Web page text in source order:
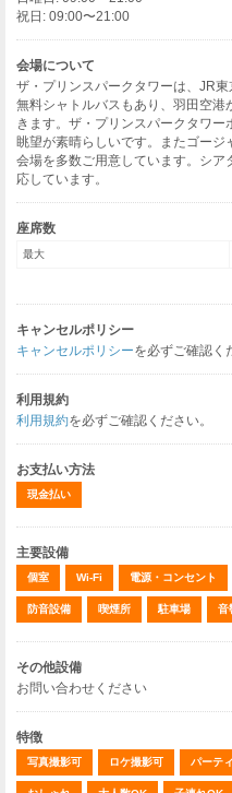
祝日: 09:00〜21:00
会場について
ザ・プリンスパークタワーは、JR
無料シャトルバスもあり、羽田空
きます。ザ・プリンスパークタワ
眺望が素晴らしいです。またゴージ
会場を多数ご用意しています。シ
応しています。
座席数
最大
キャンセルポリシー
キャンセルポリシーを必ずご確認く
利用規約
利用規約を必ずご確認ください。
お支払い方法
現金払い
主要設備
個室 Wi-Fi 電源・コンセント
防音設備 喫煙所 駐車場 音
その他設備
お問い合わせください
特徴
写真撮影可 ロケ撮影可 パーテ